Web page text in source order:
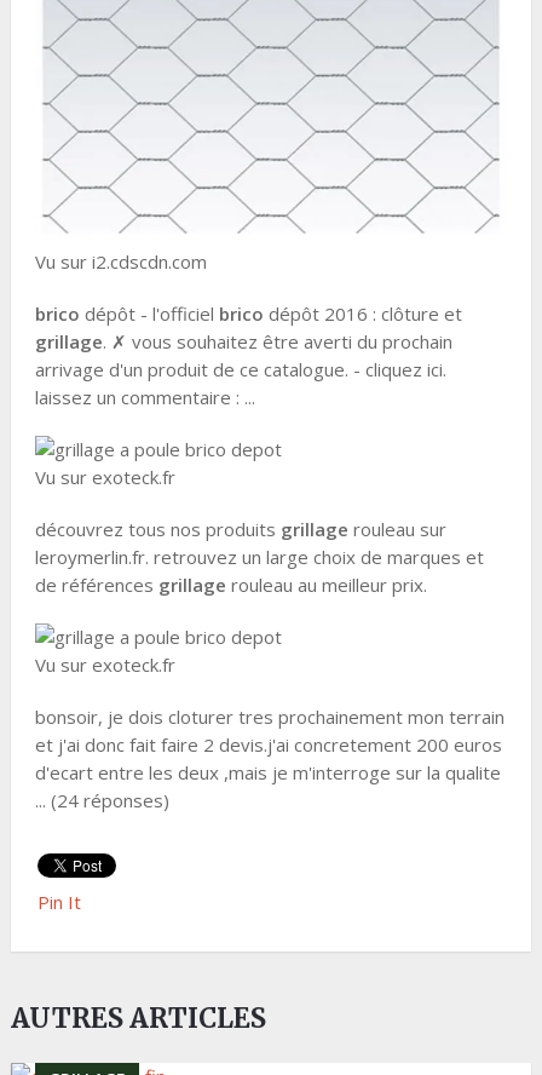
Vu sur i2.cdscdn.com
brico dépôt - l'officiel brico dépôt 2016 : clôture et
grillage. ✗ vous souhaitez être averti du prochain
arrivage d'un produit de ce catalogue. - cliquez ici.
laissez un commentaire : ...
Vu sur exoteck.fr
découvrez tous nos produits grillage rouleau sur
leroymerlin.fr. retrouvez un large choix de marques et
de références grillage rouleau au meilleur prix.
Vu sur exoteck.fr
bonsoir, je dois cloturer tres prochainement mon terrain
et j'ai donc fait faire 2 devis.j'ai concretement 200 euros
d'ecart entre les deux ,mais je m'interroge sur la qualite
... (24 réponses)
Pin It
AUTRES ARTICLES